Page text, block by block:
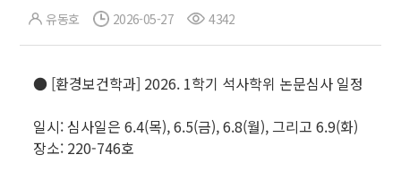
유동호 2026-05-27 4342
● [환경보건학과] 2026. 1학기 석사학위 논문심사 일정
일시: 심사일은 6.4(목), 6.5(금), 6.8(월), 그리고 6.9(화)
장소: 220-746호